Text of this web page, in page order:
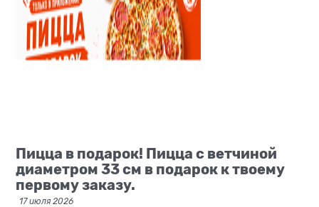
Пицца в подарок! Пицца с ветчиной
диаметром 33 см в подарок к твоему
первому заказу.
17 июля 2026